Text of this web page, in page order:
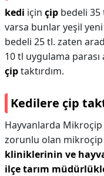
kedi için çip bedeli 35
varsa bunlar yeşil
bedeli 25 tl. zaten
10 tl uygulama
çiptaktırdım.
Kedilere çip
Hayvanlarda Mikroçip
zorunlu olan mikroçip
kliniklerinin ve
ilçe tarım